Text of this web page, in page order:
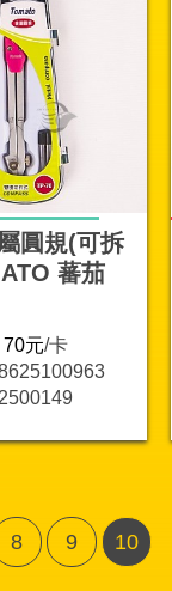
圓規(可拆
蕃茄
70元/卡
8 9 10